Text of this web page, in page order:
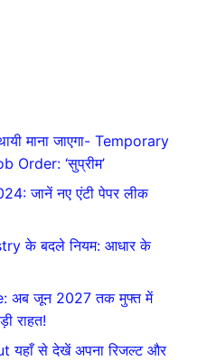
माना जाएगा- Temporary
‘सुप्रीम’
जानें नए एंटी पेपर लीक
के बदले नियम: आधार के
अब जून 2027 तक मुफ्त में
राहत!
यहाँ से देखें अपना रिजल्ट और